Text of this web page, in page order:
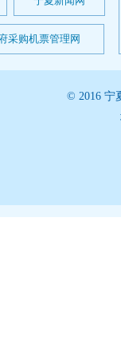
采购机票管理网
© 2016 宁